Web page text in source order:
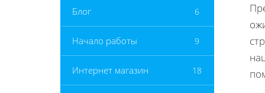
Блог 6
Начало работы 9
Интернет магазин 18